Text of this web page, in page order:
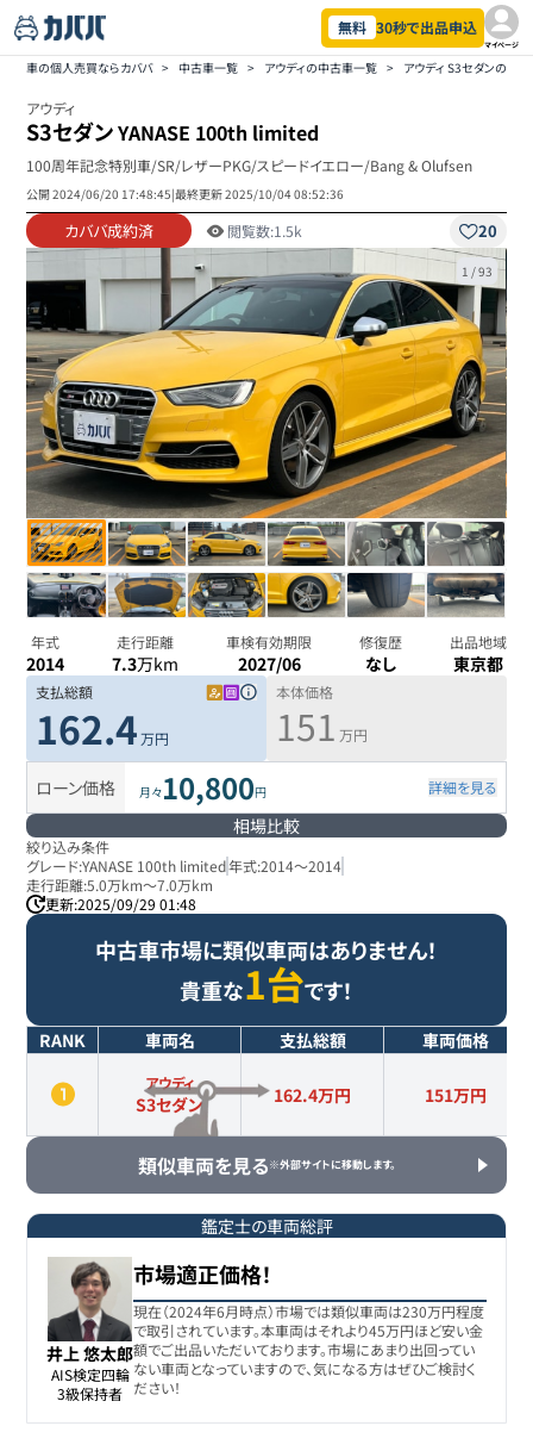
無料 30秒で出品申込
マイページ
車の個人売買ならカババ > 中古車一覧 > アウディの中古車一覧 > アウディ S3セダンの中
アウディ
S3セダンYANASE 100th limited
100周年記念特別車/SR/レザーPKG/スピードイエロー/Bang & Olufsen
公開2024/06/20 17:48:45|最終更新2025/10/04 08:52:36
カババ成約済 閲覧数:1.5k 20
1 /93
年式
2014
走行距離
7.3万km
車検有効期限
2027/06
修復歴
なし
出品地域
東京都
支払総額
162.4 万円
本体価格
151 万円
ローン価格 月々10,800円 詳細を見る
相場比較
絞り込み条件
グレード:YANASE 100th limited年式:2014～2014
走行距離:5.0万km～7.0万km
更新:2025/09/29 01:48
中古車市場に類似車両はありません！
貴重な1台です！
RANK 車両名 支払総額 車両価格
アウディ
S3セダン 162.4万円 151万円
類似車両を見る※外部サイトに移動します。
鑑定士の車両総評
井上 悠太郎
AIS検定四輪
3級保持者
市場適正価格！
現在（2024年6月時点）市場では類似車両は230万円程度
で取引されています。本車両はそれより45万円ほど安い金
額でご出品いただいております。市場にあまり出回ってい
ない車両となっていますので、気になる方はぜひご検討く
ださい！